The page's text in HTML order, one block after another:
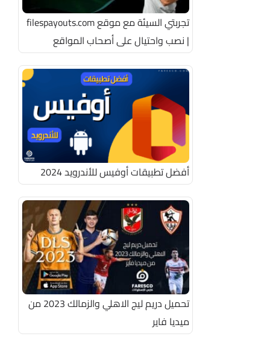
تجربتي السيئة مع موقع filespayouts.com
| نصب واحتيال على أصحاب المواقع
أفضل تطبيقات أوفيس للأندرويد 2024
تحميل دريم ليج الاهلي والزمالك 2023 من
ميديا فاير